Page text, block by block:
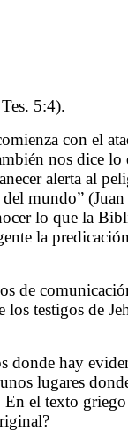
5:4).
con el
nos dice lo
alerta al
mundo”
lo que la
la
de
testigos de
donde hay
lugares
el texto griego